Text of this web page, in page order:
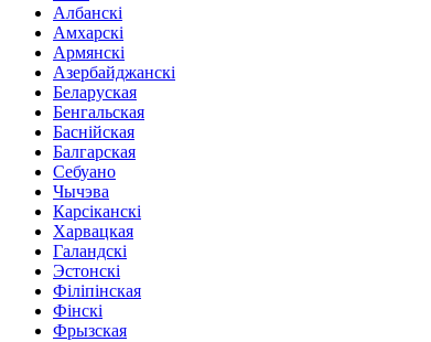
Албанскі
Амхарскі
Армянскі
Азербайджанскі
Беларуская
Бенгальская
Баснійская
Балгарская
Себуано
Чычэва
Карсіканскі
Харвацкая
Галандскі
Эстонскі
Філіпінская
Фінскі
Фрызская